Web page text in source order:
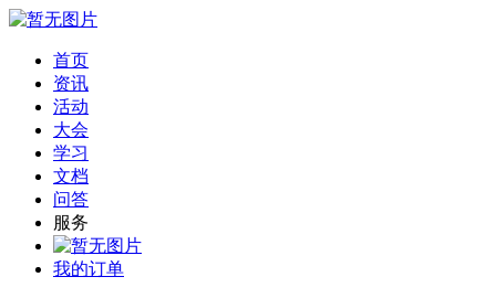
首页
资讯
活动
大会
学习
文档
问答
服务
我的订单